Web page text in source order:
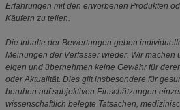
Erfahrungen mit den erworbenen Produkten
Käufern zu teilen.
Die Inhalte der Bewertungen geben
Meinungen der Verfasser wieder. Wir machen
eigen und übernehmen keine Gewähr für
oder Aktualität. Dies gilt insbesondere für
beruhen auf subjektiven Einschätzungen
wissenschaftlich belegte Tatsachen,